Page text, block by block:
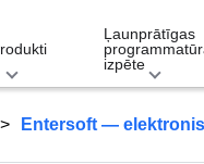
Ļaunprātīgas
izpēte
Entersoft —